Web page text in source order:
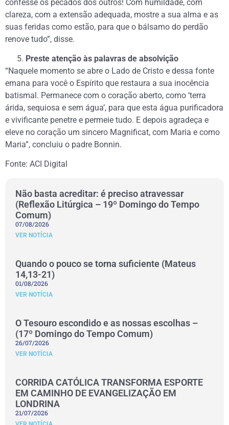
confesse os pecados dos outros! Com humildade, com
clareza, com a extensão adequada, mostre a sua alma e as
suas feridas como estão, para que o bálsamo do perdão
renove tudo”, disse.
Preste atenção às palavras de absolvição
“Naquele momento se abre o Lado de Cristo e dessa fonte
emana para você o Espírito que restaura a sua inocência
batismal. Permanece com o coração aberto, como ‘terra
árida, sequiosa e sem água’, para que esta água purificadora
e vivificante penetre e permeie tudo. E depois agradeça e
eleve no coração um sincero Magnificat, com Maria e como
Maria”, concluiu o padre Bonnin.
Fonte: ACI Digital
Não basta acreditar: é preciso atravessar
(Reflexão Litúrgica – 19º Domingo do Tempo
Comum)
07/08/2026
VER NOTÍCIA
Quando o pouco se torna suficiente (Mateus
14,13-21)
01/08/2026
VER NOTÍCIA
O Tesouro escondido e as nossas escolhas –
(17º Domingo do Tempo Comum)
26/07/2026
VER NOTÍCIA
CORRIDA CATÓLICA TRANSFORMA ESPORTE
EM CAMINHO DE EVANGELIZAÇÃO EM
LONDRINA
21/07/2026